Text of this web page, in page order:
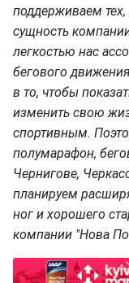
поддерживаем тех,
сущность
легкостью нас
бегового
в то, чтобы
изменить свою
спортивным.
полумарафон,
Чернигове,
планируем
ног и хорошего
компании "Нова